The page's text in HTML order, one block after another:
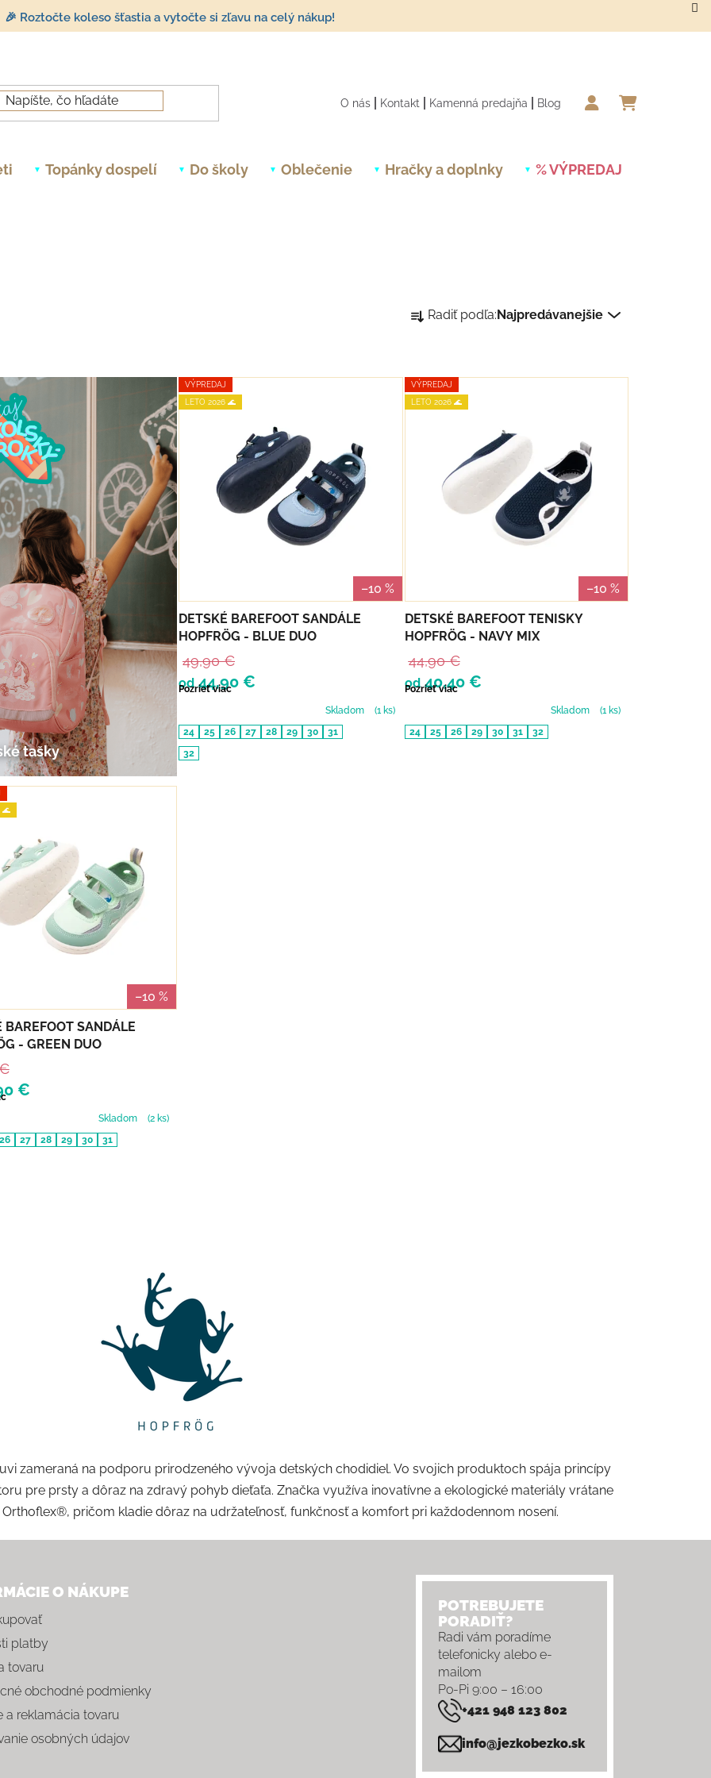
🎉 Roztočte koleso šťastia a vytočte si zľavu na celý nákup!
O nás Kontakt Kamenná predajňa Blog
Topánky dospelí Do školy Oblečenie Hračky a doplnky % VÝPREDAJ
Radenie produktov
Radiť podľa: Najpredávanejšie
tašky
VÝPREDAJ
LETO 2026 🌊
–10 %
DETSKÉ BAREFOOT SANDÁLE
HOPFRÖG - BLUE DUO
od44,90 €
49,90 €
Pozrieť viac
Skladom
(1 ks)
24
25 26 27 28 29 30
31
32
VÝPREDAJ
LETO 2026 🌊
–10 %
DETSKÉ BAREFOOT TENISKY
HOPFRÖG - NAVY MIX
od40,40 €
44,90 €
Pozrieť viac
Skladom
(1 ks)
24
25 26 29 30 31 32
🌊
–10 %
BAREFOOT SANDÁLE
- GREEN DUO
€
Skladom
(2 ks)
26 27 28 29 30
31
zameraná na podporu prirodzeného vývoja detských chodidiel. Vo svojich produktoch spája princípy
pre prsty a dôraz na zdravý pohyb dieťaťa. Značka využíva inovatívne a ekologické materiály vrátane
pričom kladie dôraz na udržateľnosť, funkčnosť a komfort pri každodennom nosení.
O NÁKUPE
platby
tovaru
obchodné podmienky
a reklamácia tovaru
osobných údajov
POTREBUJETE
PORADIŤ?
Radi vám poradíme
telefonicky alebo e-
mailom
Po-Pi 9:00 – 16:00
+421 948 123 802
info@jezkobezko.sk